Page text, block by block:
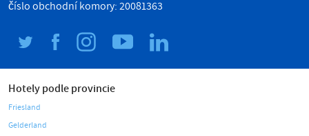
číslo obchodní komory: 20081363
Hotely podle provincie
Friesland
Gelderland